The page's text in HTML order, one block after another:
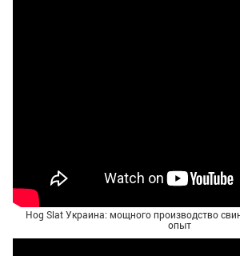
Hog Slat Украина: мощного производство
опыт